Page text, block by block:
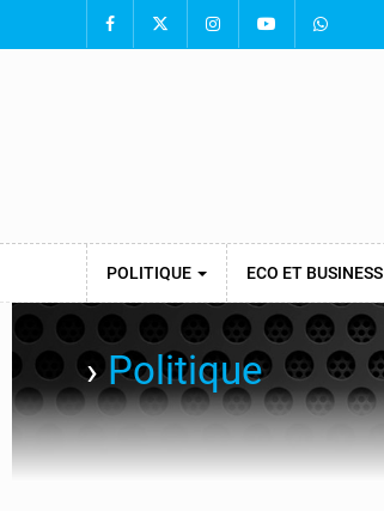
POLITIQUE ECO ET BUSINESS
›Politique